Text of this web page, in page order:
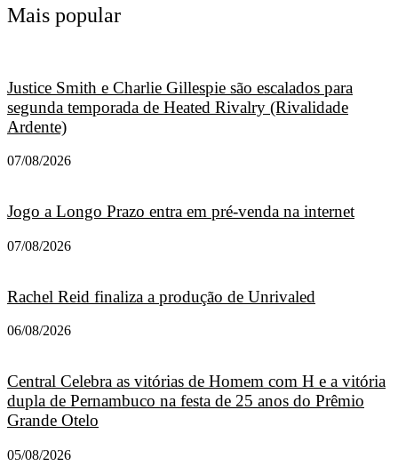
Mais popular
Justice Smith e Charlie Gillespie são escalados para
segunda temporada de Heated Rivalry (Rivalidade
Ardente)
07/08/2026
Jogo a Longo Prazo entra em pré-venda na internet
07/08/2026
Rachel Reid finaliza a produção de Unrivaled
06/08/2026
Central Celebra as vitórias de Homem com H e a vitória
dupla de Pernambuco na festa de 25 anos do Prêmio
Grande Otelo
05/08/2026